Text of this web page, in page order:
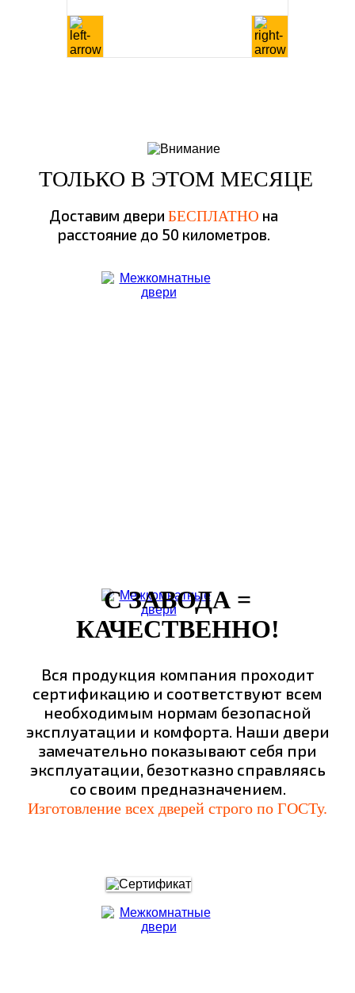
ТОЛЬКО В ЭТОМ МЕСЯЦЕ
Доставим двери БЕСПЛАТНО на
расстояние до 50 километров.
С ЗАВОДА =
КАЧЕСТВЕННО!
Вся продукция компания проходит
сертификацию и соответствуют всем
необходимым нормам безопасной
эксплуатации и комфорта. Наши двери
замечательно показывают себя при
эксплуатации, безотказно справляясь
со своим предназначением.
Изготовление всех дверей строго по ГОСТу.